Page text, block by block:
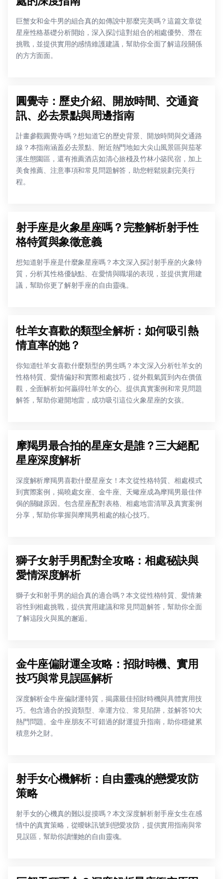
巨蟹女和金牛男的組合真的如傳說中那麼完美嗎？這篇文章從
星座性格基礎分析開始，深入探討這對組合的相處優勢、潛在
挑戰，並提供實用的感情維護建議，幫助你全面了解這段關係
的方方面面。
圓覺寺：歷史介紹、開放時間、交通資
訊、必去景點與周邊指南
計畫參觀圓覺寺嗎？想知道它的歷史背景、開放時間與交通路
線？本指南涵蓋必去景點、附近熱門地如大尖山風景區與茄苳
溪生態園區，還有推薦酒店如清心旅棧及竹林小築民宿，加上
美食推薦、注意事項和常見問題解答，助您輕鬆規劃完美行
程。
射手座是火象星座嗎？完整解析射手性
格特質與象徵意義
想知道射手座是什麼象星座嗎？本文深入探討射手座的火象特
質，分析其性格優缺點、在愛情與職場的表現，並提供實用建
議，幫助你更了解射手座的自由靈魂。
牡羊女喜歡的類型全解析：如何吸引熱
情直率的她？
你知道牡羊女喜歡什麼類型的男生嗎？本文深入分析牡羊女的
性格特質、愛情偏好和實際相處技巧，從外觀氣質到內在價值
觀，全面解析如何贏得牡羊女的心。提供真實案例和常見問題
解答，幫助你避開地雷，成功吸引這位火象星座的女孩。
摩羯男最合拍的星座女是誰？三大絕配
星座深度解析
深度解析摩羯男喜歡什麼星座女！本文從性格特質、相處模式
到實際案例，揭曉處女座、金牛座、天蠍座成為摩羯男最佳伴
侷的關鍵原因。包含星座配對表格、相處地雷清單及真實案例
分享，幫助你掌握與摩羯男相處的核心技巧。
獅子女射手男配對全攻略：相處秘訣與
愛情深度解析
獅子女和射手男的組合真的適合嗎？本文從性格特質、愛情兼
容性到相處挑戰，提供實用建議和常見問題解答，幫助你全面
了解這段火與風的邂逅。
金牛座偏財運全攻略：招財時機、實用
技巧與常見誤區解析
深度解析金牛座偏財運特質，揭露最佳招財時機與具體實用技
巧。包含適合的投資類型、幸運方位、常見陷阱，並解答10大
熱門問題。金牛座朋友不可錯過的財運提升指南，助你穩健累
積意外之財。
射手女心機解析：自由靈魂的戀愛攻防
策略
射手女的心機真的難以捉摸嗎？本文深度解析射手座女生在感
情中的真實策略，從曖昧訊號到戀愛攻防，提供實用指南與常
見誤區，幫助你讀懂她的自由靈魂。